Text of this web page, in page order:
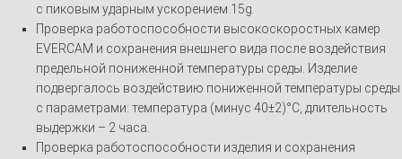
с пиковым ударным ускорением 15g.
Проверка работоспособности высокоскоростных камер
EVERCAM и сохранения внешнего вида после воздействия
предельной пониженной температуры среды. Изделие
подвергалось воздействию пониженной температуры среды
с параметрами: температура (минус 40±2)°С, длительность
выдержки – 2 часа.
Проверка работоспособности изделия и сохранения